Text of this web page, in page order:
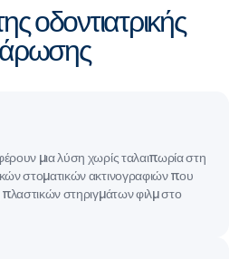
οδοντιατρικής
μια λύση χωρίς ταλαιπωρία στη
στοματικών ακτινογραφιών που
στηριγμάτων φιλμ στο